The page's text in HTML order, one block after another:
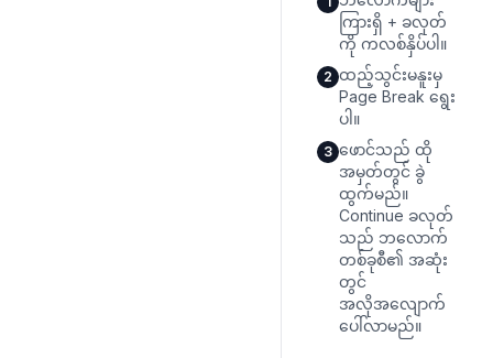
ကြားရှိ + ခလုတ်
ကို ကလစ်နှိပ်ပါ။
2 ထည့်သွင်းမနူးမှ
Page Break ရွေး
ပါ။
3 ဖောင်သည် ထို
အမှတ်တွင် ခွဲ
ထွက်မည်။
Continue ခလုတ်
သည် ဘလောက်
တစ်ခုစီ၏ အဆုံး
တွင်
အလိုအလျောက်
ပေါ်လာမည်။